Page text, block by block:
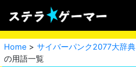
Home > サイバーパンク2077大辞典
の用語一覧